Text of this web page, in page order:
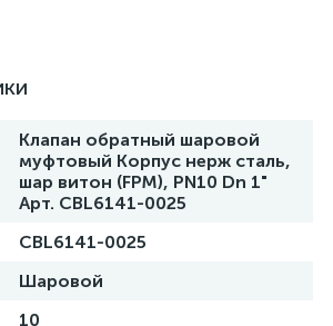
Клапан обратный шаровой
муфтовый Корпус нерж сталь,
шар витон (FPM), PN10 Dn 1"
Арт. CBL6141-0025
CBL6141-0025
Шаровой
10